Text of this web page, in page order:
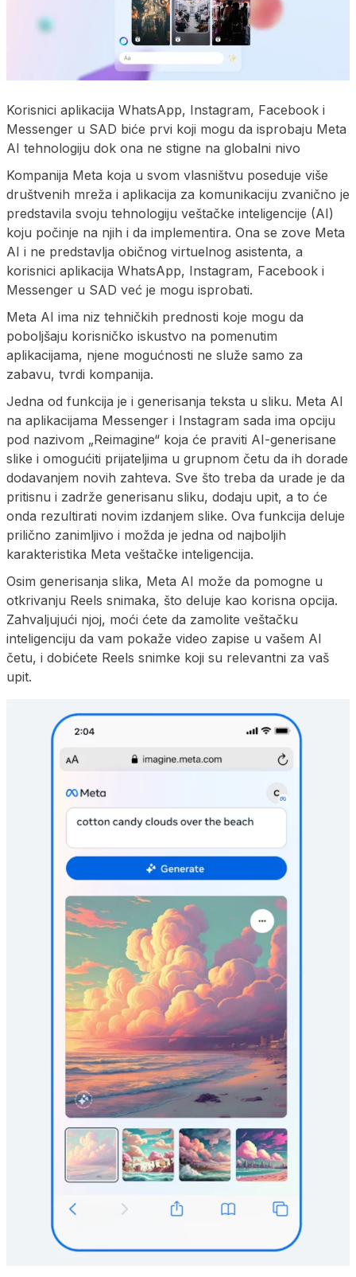
Korisnici aplikacija WhatsApp, Instagram, Facebook i
Messenger u SAD biće prvi koji mogu da isprobaju Meta
AI tehnologiju dok ona ne stigne na globalni nivo
Kompanija Meta koja u svom vlasništvu poseduje više
društvenih mreža i aplikacija za komunikaciju zvanično je
predstavila svoju tehnologiju veštačke inteligencije (AI)
koju počinje na njih i da implementira. Ona se zove Meta
AI i ne predstavlja običnog virtuelnog asistenta, a
korisnici aplikacija WhatsApp, Instagram, Facebook i
Messenger u SAD već je mogu isprobati.
Meta AI ima niz tehničkih prednosti koje mogu da
poboljšaju korisničko iskustvo na pomenutim
aplikacijama, njene mogućnosti ne služe samo za
zabavu, tvrdi kompanija.
Jedna od funkcija je i generisanja teksta u sliku. Meta AI
na aplikacijama Messenger i Instagram sada ima opciju
pod nazivom „Reimagine“ koja će praviti AI-generisane
slike i omogućiti prijateljima u grupnom četu da ih dorade
dodavanjem novih zahteva. Sve što treba da urade je da
pritisnu i zadrže generisanu sliku, dodaju upit, a to će
onda rezultirati novim izdanjem slike. Ova funkcija deluje
prilično zanimljivo i možda je jedna od najboljih
karakteristika Meta veštačke inteligencija.
Osim generisanja slika, Meta AI može da pomogne u
otkrivanju Reels snimaka, što deluje kao korisna opcija.
Zahvaljujući njoj, moći ćete da zamolite veštačku
inteligenciju da vam pokaže video zapise u vašem AI
četu, i dobićete Reels snimke koji su relevantni za vaš
upit.